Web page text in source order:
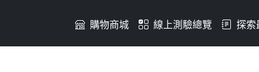
購物商城 線上測驗總覽 探索